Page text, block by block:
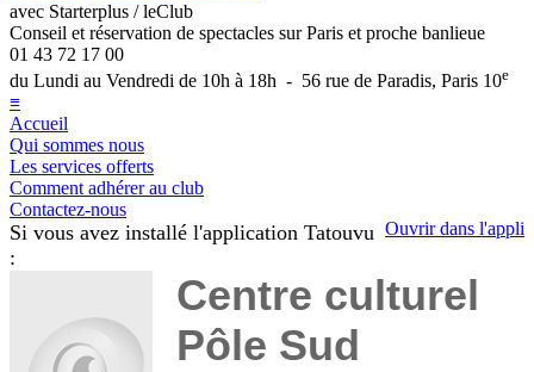
avec Starterplus / leClub
Conseil et réservation de spectacles sur Paris et proche banlieue
01 43 72 17 00
du Lundi au Vendredi de 10h à 18h - 56 rue de Paradis, Paris 10e
≡
Accueil
Qui sommes nous
Les services offerts
Comment adhérer au club
Contactez-nous
Ouvrir dans l'appli
Si vous avez installé l'application Tatouvu
:
Centre culturel
Pôle Sud